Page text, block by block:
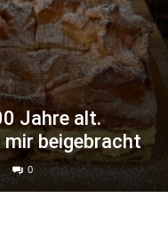
Jahre alt.
mir beigebracht
0